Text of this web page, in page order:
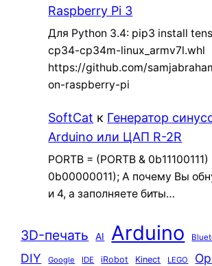
Raspberry Pi 3
Для Python 3.4: pip3 install
cp34-cp34m-linux_armv7l.whl
https://github.com/
on-raspberry-pi
SoftCat к Генератор
Arduino или ЦАП R-2R
PORTB = (PORTB & 0b11100111)
0b00000011); А почему Вы
и 4, а заполняете биты…
3D-печать AI Arduino
DIY Google IDE iRobot Kinect LEGO